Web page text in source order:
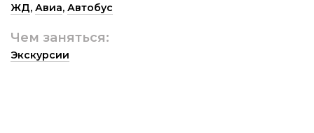
ЖД, Авиа, Автобус
Чем заняться:
Экскурсии